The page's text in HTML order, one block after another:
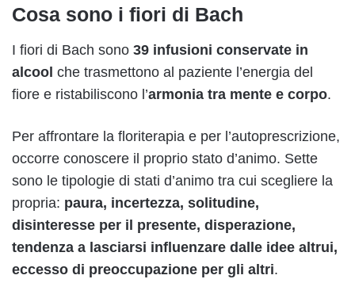
Cosa sono i fiori di Bach
I fiori di Bach sono 39 infusioni conservate in
alcool che trasmettono al paziente l’energia del
fiore e ristabiliscono l’armonia tra mente e corpo.
Per affrontare la floriterapia e per l’autoprescrizione,
occorre conoscere il proprio stato d’animo. Sette
sono le tipologie di stati d’animo tra cui scegliere la
propria: paura, incertezza, solitudine,
disinteresse per il presente, disperazione,
tendenza a lasciarsi influenzare dalle idee altrui,
eccesso di preoccupazione per gli altri.